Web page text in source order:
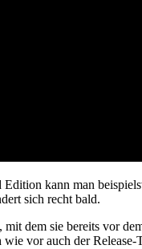
kann man
sich recht bald.
dem sie bereits vor
vor auch der